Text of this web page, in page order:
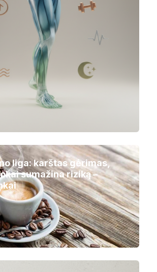
liga: karštas gėrimas,
sumažina riziką –